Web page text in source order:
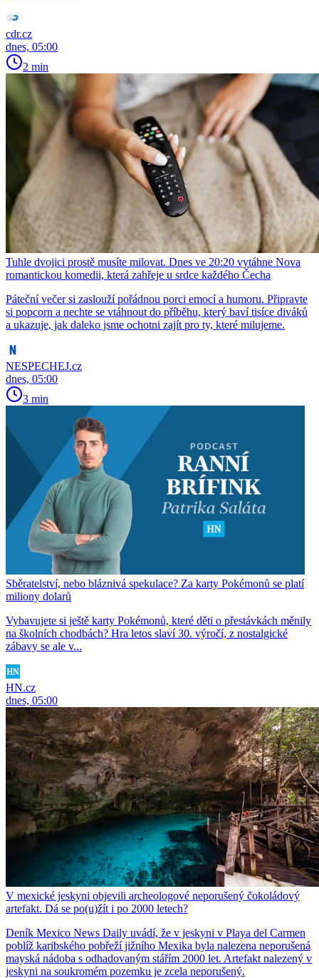
cdr.cz
dnes, 05:00
2 min
Tuhle dvojici prostě musíte milovat. Dnes ve 20:20 vytáhne Nova
romantickou komedii, která zahřeje u srdce každého Čecha
Páteční večer si zaslouží pořádnou porci emocí a humoru. Připravte
si popcorn a nechte se vtáhnout do příběhu, který baví tisíce diváků
a ukazuje, jak daleko jsme ochotni zajít pro ty, které milujeme.
NESPECHEJ.cz
dnes, 05:00
3 min
Sběratelství, nebo bláznivá spekulace? Za karty Pokémonů se platí
miliony dolarů
Vybavujete si ještě karty Pokémonů, které děti o přestávkách měnily
na školních chodbách? Hra letos slaví 30. výročí, z nostalgické
zábavy se ale v...
HN.cz
dnes, 05:00
V mexické jeskyni objevili archeologové neporušený čokoládový
artefakt. Dá se po(u)žít i po 2000 letech?
Deník Mexico News Daily uvádí, že v jeskyni v Playa del Carmen
poblíž karibského pobřeží jižního Mexika byla nalezena neporušená
mayská nádoba s odhadovaným stářím 2000 let. Artefakt nalezený v
jeskyni na soukromém pozemku je zcela neporušený.